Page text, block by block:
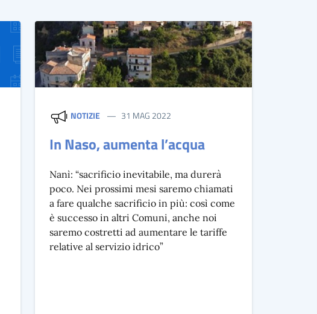
NOTIZIE 31 MAG 2022
In Naso, aumenta l’acqua
Nanì: “sacrificio inevitabile, ma durerà
poco. Nei prossimi mesi saremo chiamati
a fare qualche sacrificio in più: così come
è successo in altri Comuni, anche noi
saremo costretti ad aumentare le tariffe
relative al servizio idrico”